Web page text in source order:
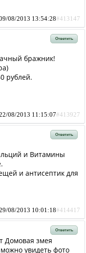
08/2013 13:54:28#413147
Ответить
бражник!
рублей.
08/2013 11:15:07#413927
Ответить
и Витамины
и антисептик для
08/2013 10:01:18#414417
Ответить
Домовая змея
увидеть фото